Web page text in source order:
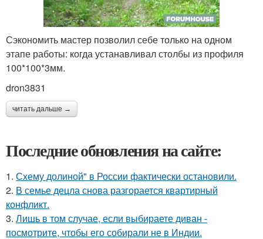
Сэкономить мастер позволил себе только на одном
этапе работы: когда устанавливал столбы из профиля
100*100*3мм.
dron3831
читать дальше →
Последние обновления на сайте:
1. Схему долиной" в России фактически остановили.
2. В семье децла снова разгорается квартирный
конфликт.
3. Лишь в том случае, если выбираете диван -
посмотрите, чтобы его собирали не в Индии.